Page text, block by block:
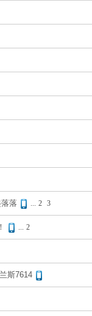
落 ... 2 3
... 2
斯7614